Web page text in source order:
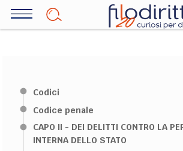
Salta
STORIA E FILOSOFIA
Codici
Codice penale
CAPO II - DEI DELITTI CONTRO LA
INTERNA DELLO STATO